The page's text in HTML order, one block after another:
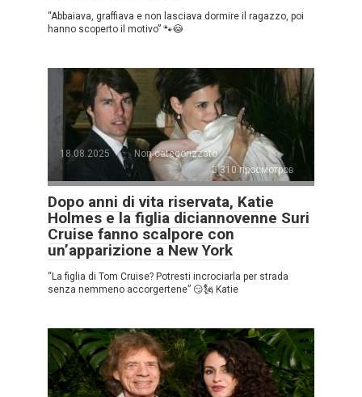
“Abbaiava, graffiava e non lasciava dormire il ragazzo, poi
hanno scoperto il motivo” 🐾😳
18.08.2025
Non categorizzato
310 просмотров
Dopo anni di vita riservata, Katie
Holmes e la figlia diciannovenne Suri
Cruise fanno scalpore con
un’apparizione a New York
“La figlia di Tom Cruise? Potresti incrociarla per strada
senza nemmeno accorgertene” 😏🗽 Katie